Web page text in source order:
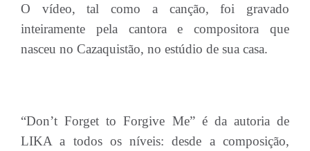
O vídeo, tal como a canção, foi gravado
inteiramente pela cantora e compositora que
nasceu no Cazaquistão, no estúdio de sua casa.
“Don’t Forget to Forgive Me” é da autoria de
LIKA a todos os níveis: desde a composição,